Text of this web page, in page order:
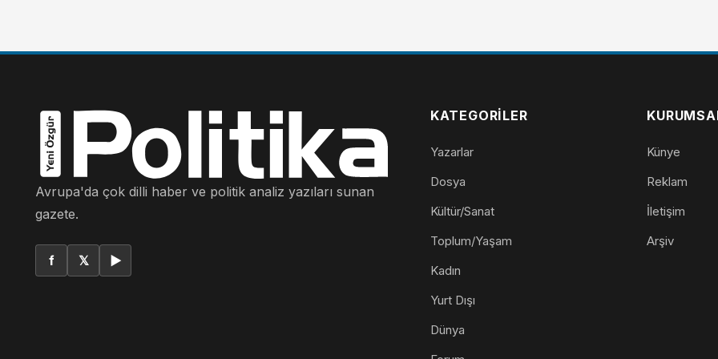
Avrupa'da çok dilli haber ve politik analiz yazıları sunan
gazete.
f 𝕏 ▶
KATEGORILER
Yazarlar
Dosya
Kültür/Sanat
Toplum/Yaşam
Kadın
Yurt Dışı
Dünya
Künye
Reklam
İletişim
Arşiv